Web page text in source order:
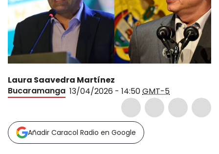
Laura Saavedra Martínez
Bucaramanga 13/04/2026 - 14:50GMT-5
Añadir Caracol Radio en Google